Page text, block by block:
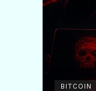
BITCOIN